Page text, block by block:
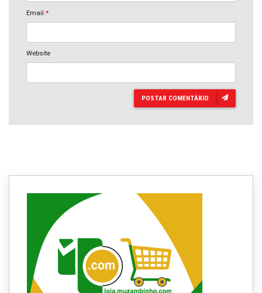
Email *
Website
POSTAR COMENTÁRIO